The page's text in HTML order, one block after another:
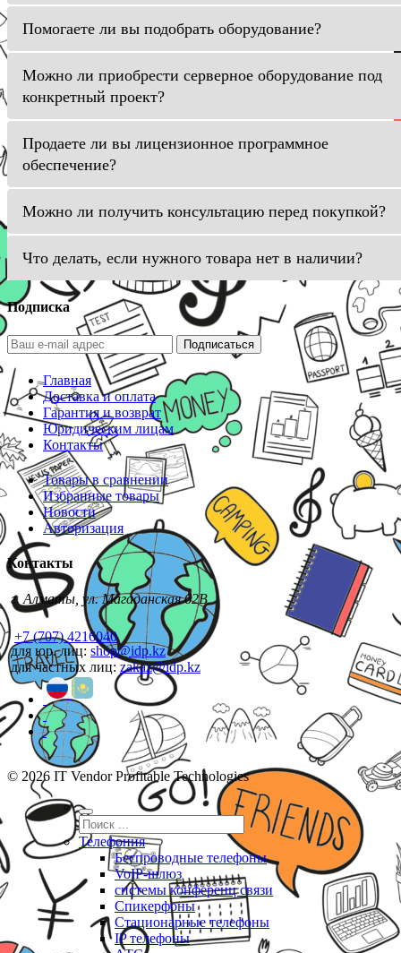
Помогаете ли вы подобрать оборудование?
Можно ли приобрести серверное оборудование под
конкретный проект?
Продаете ли вы лицензионное программное
обеспечение?
Можно ли получить консультацию перед покупкой?
Что делать, если нужного товара нет в наличии?
Подписка
Подписаться
Главная
Доставка и оплата
Гарантия и возврат
Юридическим лицам
Контакты
Товары в сравнении
Избранные товары
Новости
Авторизация
Контакты
г. Алматы, ул. Магаданская 62В
+7 (707) 4216040
для юр. лиц: shop@idp.kz
для частных лиц: zakaz@idp.kz
© 2026 IT Vendor Profitable Technologies
Телефония
Беспроводные телефоны
VoIP-шлюз
системы конференц связи
Спикерфоны
Стационарные телефоны
IP телефоны